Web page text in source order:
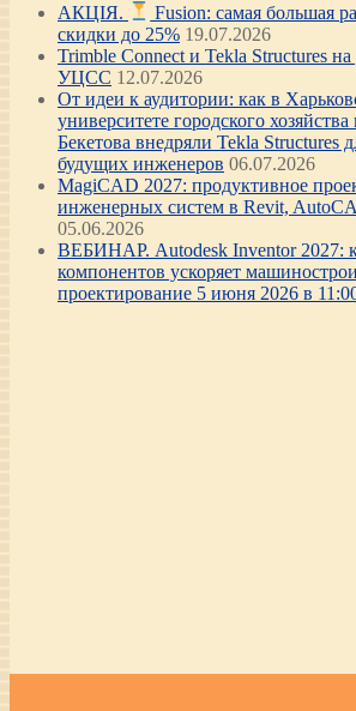
АКЦІЯ.
Fusion: самая большая
скидки до 25% 19.07.2026
Trimble Connect и Tekla Structures
УЦСС 12.07.2026
От идеи к аудитории: как в
университете городского
Бекетова внедряли Tekla Structures
будущих инженеров 06.07.2026
MagiCAD 2027: продуктивное
инженерных систем в Revit,
05.06.2026
ВЕБИНАР. Autodesk Inventor 2027:
компонентов ускоряет
проектирование 5 июня 2026 в